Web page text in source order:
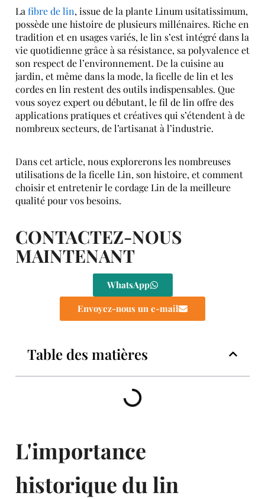
La fibre de lin, issue de la plante Linum usitatissimum,
possède une histoire de plusieurs millénaires. Riche en
tradition et en usages variés, le lin s’est intégré dans la
vie quotidienne grâce à sa résistance, sa polyvalence et
son respect de l’environnement. De la cuisine au
jardin, et même dans la mode, la ficelle de lin et les
cordes en lin restent des outils indispensables. Que
vous soyez expert ou débutant, le fil de lin offre des
applications pratiques et créatives qui s’étendent à de
nombreux secteurs, de l’artisanat à l’industrie.
Dans cet article, nous explorerons les nombreuses
utilisations de la ficelle Lin, son histoire, et comment
choisir et entretenir le cordage Lin de la meilleure
qualité pour vos besoins.
CONTACTEZ-NOUS
MAINTENANT
WhatsApp
Envoyez-nous un e-mail
Table des matières
L'importance
historique du lin